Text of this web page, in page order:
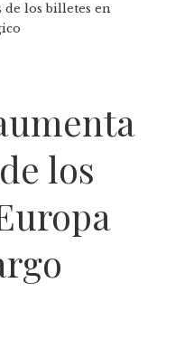
de los billetes en
los